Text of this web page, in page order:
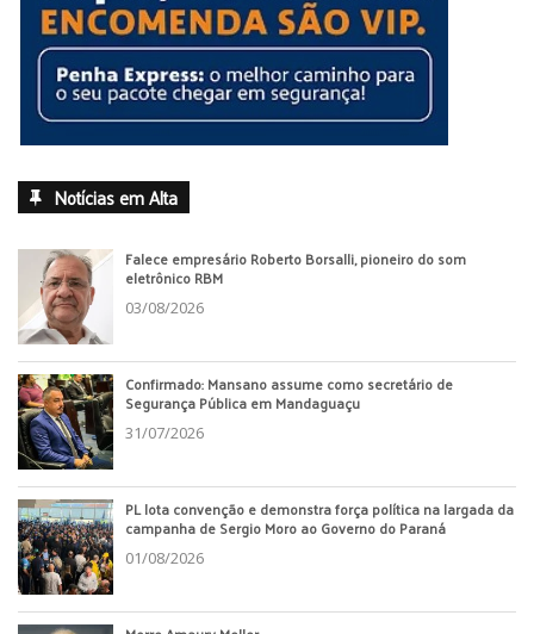
Notícias em Alta
Falece empresário Roberto Borsalli, pioneiro do som
eletrônico RBM
03/08/2026
Confirmado: Mansano assume como secretário de
Segurança Pública em Mandaguaçu
31/07/2026
PL lota convenção e demonstra força política na largada da
campanha de Sergio Moro ao Governo do Paraná
01/08/2026